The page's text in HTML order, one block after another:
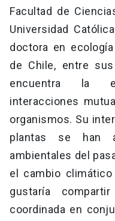
Facultad de
Universidad
doctora en
de Chile, entre
encuentra la
interacciones
organismos. Su
plantas se han
ambientales del
el cambio
gustaría
coordinada en